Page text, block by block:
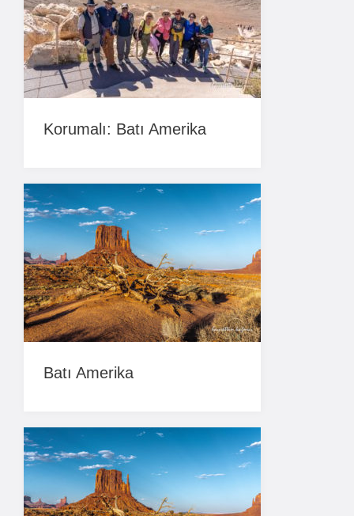
Korumalı: Batı Amerika
Batı Amerika